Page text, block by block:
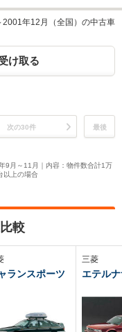
年12月（全国）の中古車
け取る
次の30件 最後
9月～11月｜内容：物件数合計1万
以上の場合
較
ランスポーツ
三菱
エテル